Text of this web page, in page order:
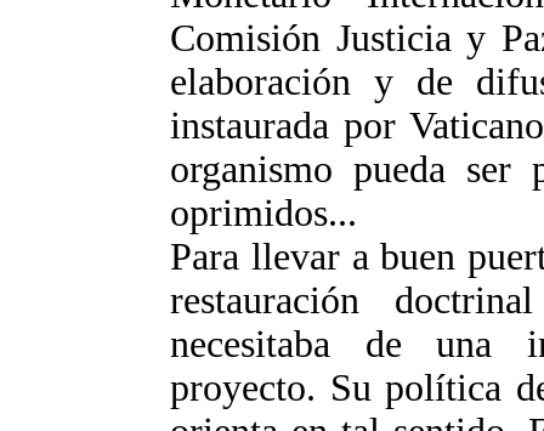
Comisión Justicia y
elaboración y de
instaurada por
organismo pueda
oprimidos...
Para llevar a buen
restauración
necesitaba de una
proyecto. Su política